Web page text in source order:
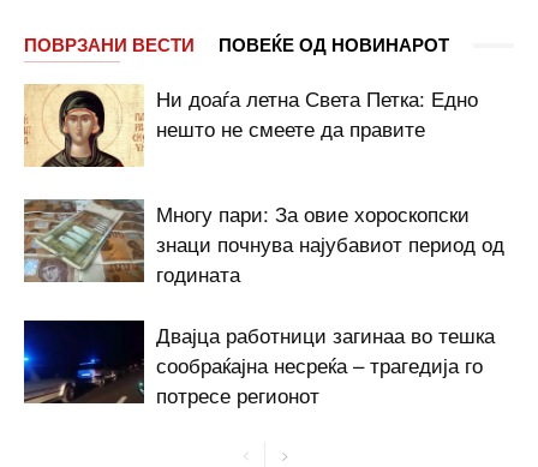
ПОВРЗАНИ ВЕСТИ ПОВЕЌЕ ОД НОВИНАРОТ
Ни доаѓа летна Света Петка: Едно
нешто не смеете да правите
Многу пари: За овие хороскопски
знаци почнува најубавиот период од
годината
Двајца работници загинаа во тешка
сообраќајна несреќа – трагедија го
потресе регионот